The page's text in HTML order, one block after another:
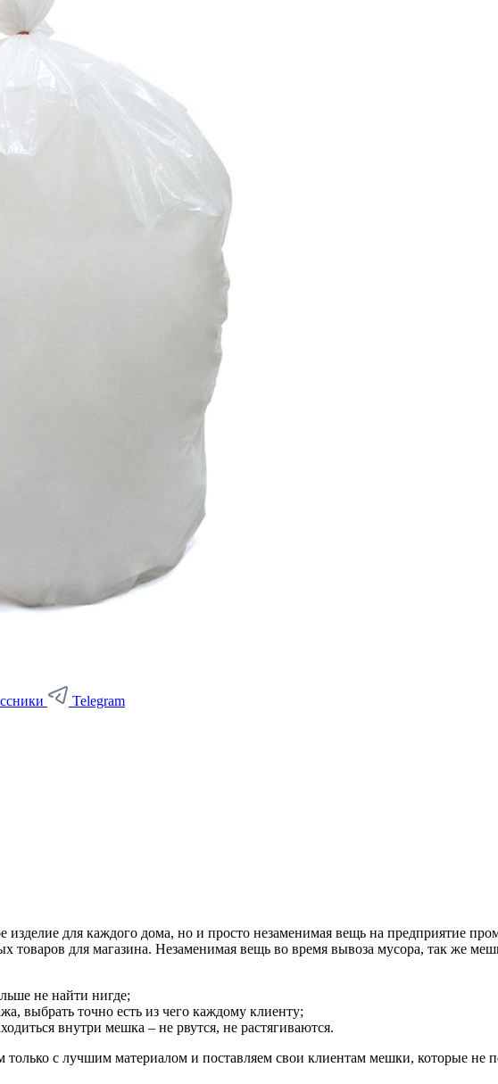
Telegram
изделие для каждого дома, но и просто незаменимая вещь на предприятие
товаров для магазина. Незаменимая вещь во время вывоза мусора, так же
не найти нигде;
выбрать точно есть из чего каждому клиенту;
внутри мешка – не рвутся, не растягиваются.
с лучшим материалом и поставляем свои клиентам мешки, которые не